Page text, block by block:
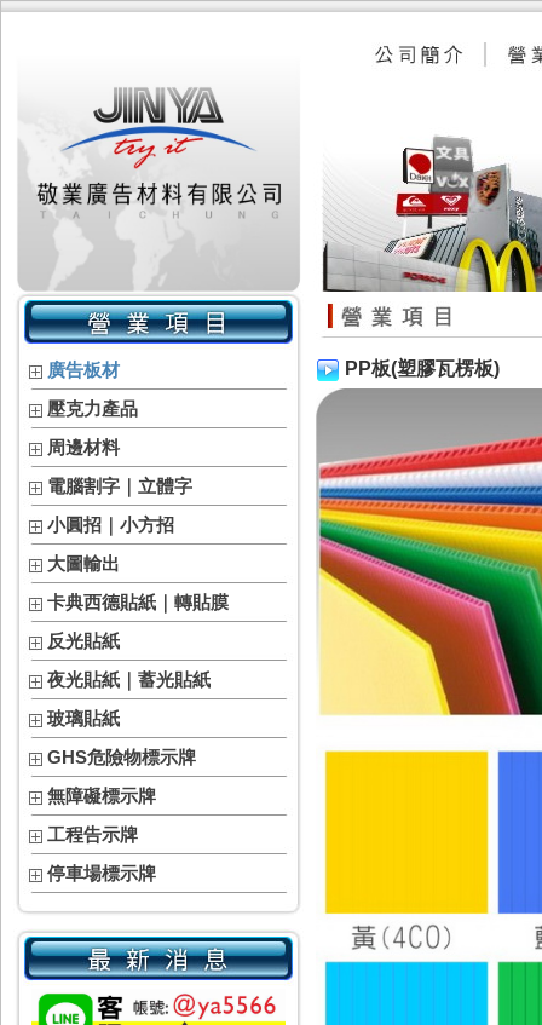
廣告板材
壓克力產品
周邊材料
電腦割字｜立體字
小圓招｜小方招
大圖輸出
卡典西德貼紙｜轉貼膜
反光貼紙
夜光貼紙｜蓄光貼紙
玻璃貼紙
GHS危險物標示牌
無障礙標示牌
工程告示牌
停車場標示牌
PP板(塑膠瓦楞板)